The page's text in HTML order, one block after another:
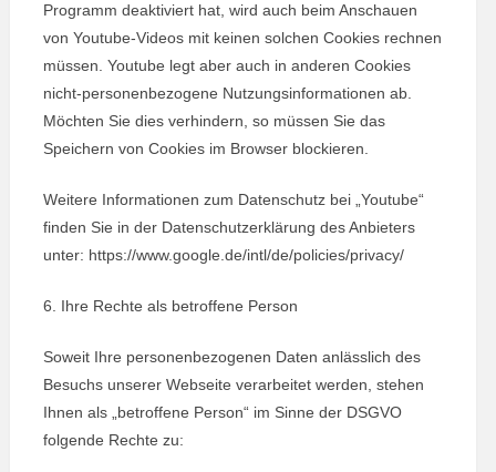
Programm deaktiviert hat, wird auch beim Anschauen
von Youtube-Videos mit keinen solchen Cookies rechnen
müssen. Youtube legt aber auch in anderen Cookies
nicht-personenbezogene Nutzungsinformationen ab.
Möchten Sie dies verhindern, so müssen Sie das
Speichern von Cookies im Browser blockieren.
Weitere Informationen zum Datenschutz bei „Youtube“
finden Sie in der Datenschutzerklärung des Anbieters
unter: https://www.google.de/intl/de/policies/privacy/
6. Ihre Rechte als betroffene Person
Soweit Ihre personenbezogenen Daten anlässlich des
Besuchs unserer Webseite verarbeitet werden, stehen
Ihnen als „betroffene Person“ im Sinne der DSGVO
folgende Rechte zu: